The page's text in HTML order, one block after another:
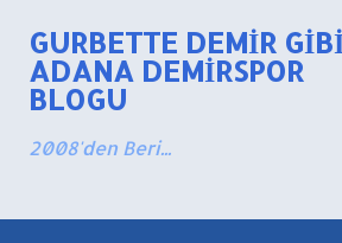
Ana içeriğe atla
GURBETTE DEMIR
ADANA DEMIRSPOR
BLOGU
2008'den Beri...